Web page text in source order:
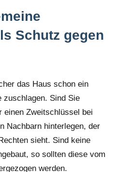
Schutz gegen
das Haus schon ein
zuschlagen. Sind Sie
Zweitschlüssel bei
Nachbarn hinterlegen, der
sieht. Sind keine
so sollten diese vom
werden.